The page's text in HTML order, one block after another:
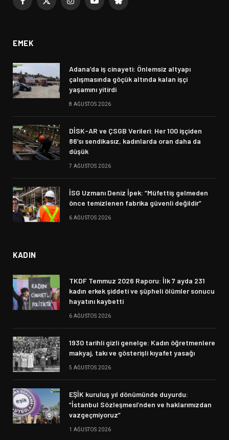
Facebook
X
InstagramYouTubeBluesky
EMEK
Adana’da iş cinayeti: Önlemsiz altyapı
çalışmasında göçük altında kalan işçi
yaşamını yitirdi
8 AĞUSTOS 2026
DİSK-AR ve ÇSGB Verileri: Her 100 işçiden
86’sı sendikasız, kadınlarda oran daha da
düşük
7 AĞUSTOS 2026
İSG Uzmanı Deniz İpek: “Müfettiş gelmeden
önce temizlenen fabrika güvenli değildir”
6 AĞUSTOS 2026
KADIN
TKDF Temmuz 2026 Raporu: İlk 7 ayda 231
kadın erkek şiddeti ve şüpheli ölümler sonucu
hayatını kaybetti
6 AĞUSTOS 2026
1930 tarihli gizli genelge: Kadın öğretmenlere
makyaj, takı ve gösterişli kıyafet yasağı
5 AĞUSTOS 2026
EŞİK kuruluş yıl dönümünde duyurdu:
“İstanbul Sözleşmesi’nden ve haklarımızdan
vazgeçmiyoruz”
1 AĞUSTOS 2026